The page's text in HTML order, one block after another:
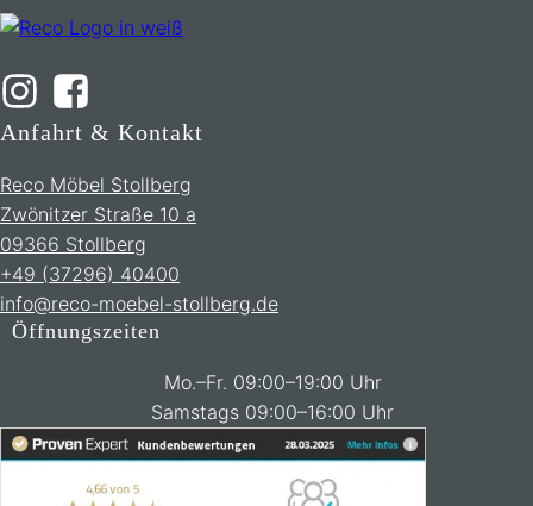
Anfahrt & Kontakt
Reco Möbel Stollberg
Zwönitzer Straße 10 a
09366 Stollberg
+49 (37296) 40400
info@reco-moebel-stollberg.de
Öffnungszeiten
Mo.–Fr. 09:00–19:00 Uhr
Samstags 09:00–16:00 Uhr